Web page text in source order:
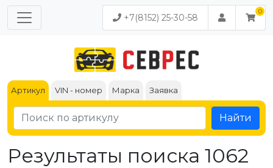
+7(8152) 25-30-58
Артикул VIN - номер Марка Заявка
Найти
Результаты поиска 1062